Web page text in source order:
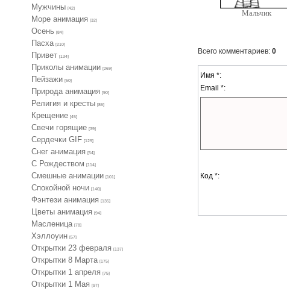
Мужчины [42]
Море анимация [32]
Осень [84]
Пасха [210]
Привет [134]
Приколы анимации [269]
Пейзажи [50]
Природа анимация [90]
Религия и кресты [86]
Крещение [45]
Свечи горящие [39]
Сердечки GIF [129]
Снег анимация [54]
С Рождеством [114]
Смешные анимации [101]
Спокойной ночи [140]
Фэнтези анимация [135]
Цветы анимация [94]
Масленица [78]
Хэллоуин [57]
Открытки 23 февраля [137]
Открытки 8 Марта [175]
Открытки 1 апреля [75]
Открытки 1 Мая [97]
Мальчик
Всего комментариев:0
Имя *:
Email *:
Код *: